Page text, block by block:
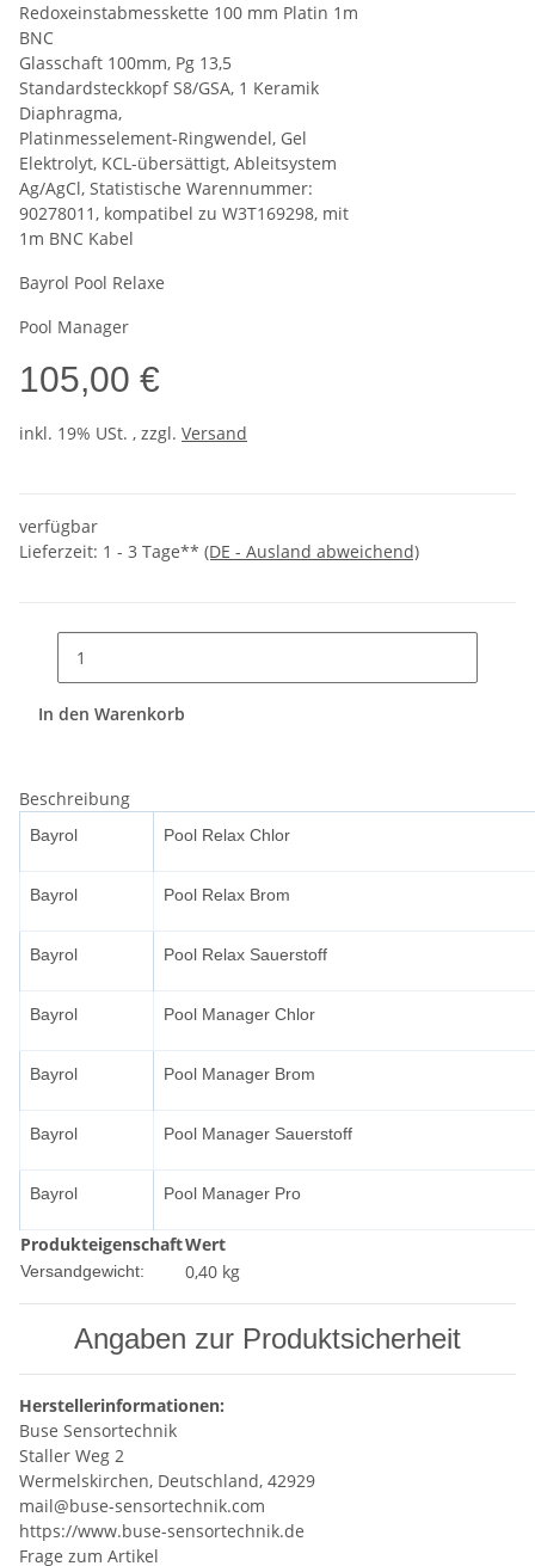
Redoxeinstabmesskette 100 mm Platin 1m
BNC
Glasschaft 100mm, Pg 13,5
Standardsteckkopf S8/GSA, 1 Keramik
Diaphragma,
Platinmesselement-Ringwendel, Gel
Elektrolyt, KCL-übersättigt, Ableitsystem
Ag/AgCl, Statistische Warennummer:
90278011, kompatibel zu W3T169298, mit
1m BNC Kabel
Bayrol Pool Relaxe
Pool Manager
105,00 €
inkl. 19% USt. , zzgl. Versand
verfügbar
Lieferzeit: 1 - 3 Tage** (DE - Ausland abweichend)
In den Warenkorb
Beschreibung
Bayrol Pool Relax Chlor
Bayrol Pool Relax Brom
Bayrol Pool Relax Sauerstoff
Bayrol Pool Manager Chlor
Bayrol Pool Manager Brom
Bayrol Pool Manager Sauerstoff
Bayrol Pool Manager Pro
ProdukteigenschaftWert
Versandgewicht: 0,40 kg
Angaben zur Produktsicherheit
Herstellerinformationen:
Buse Sensortechnik
Staller Weg 2
Wermelskirchen, Deutschland, 42929
mail@buse-sensortechnik.com
https://www.buse-sensortechnik.de
Frage zum Artikel